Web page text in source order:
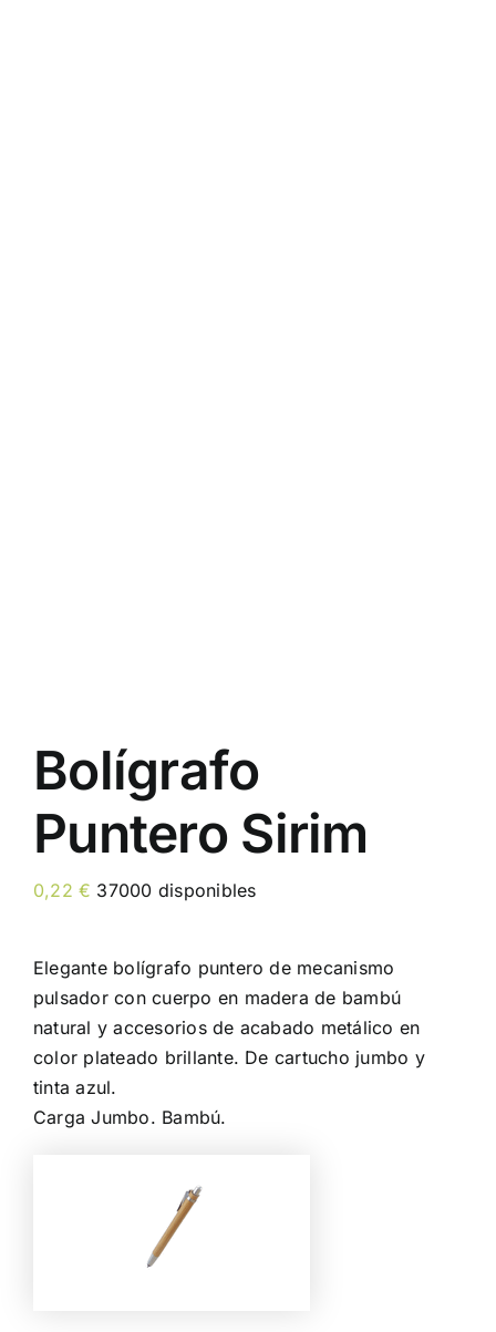
Bolígrafo
Puntero Sirim
0,22€ 37000 disponibles
Elegante bolígrafo puntero de mecanismo
pulsador con cuerpo en madera de bambú
natural y accesorios de acabado metálico en
color plateado brillante. De cartucho jumbo y
tinta azul.
Carga Jumbo. Bambú.